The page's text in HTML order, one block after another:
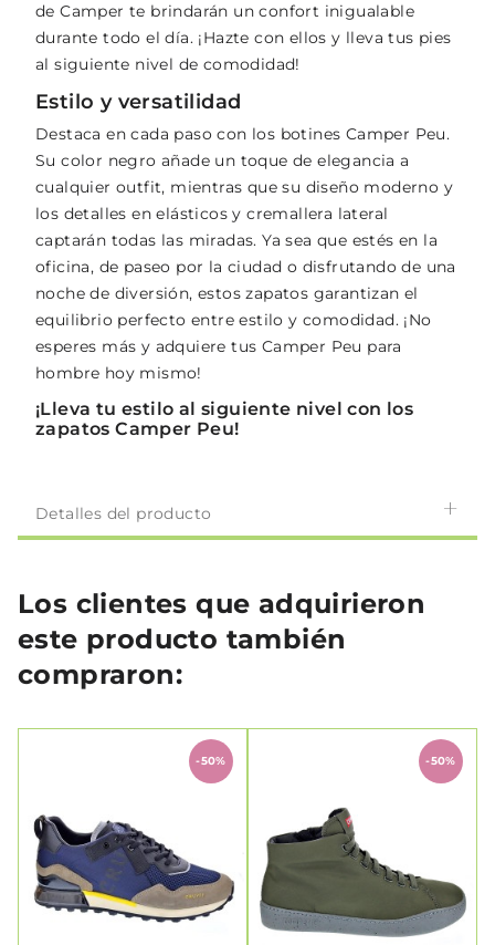
de Camper te brindarán un confort inigualable
durante todo el día. ¡Hazte con ellos y lleva tus pies
al siguiente nivel de comodidad!
Estilo y versatilidad
Destaca en cada paso con los botines Camper Peu.
Su color negro añade un toque de elegancia a
cualquier outfit, mientras que su diseño moderno y
los detalles en elásticos y cremallera lateral
captarán todas las miradas. Ya sea que estés en la
oficina, de paseo por la ciudad o disfrutando de una
noche de diversión, estos zapatos garantizan el
equilibrio perfecto entre estilo y comodidad. ¡No
esperes más y adquiere tus Camper Peu para
hombre hoy mismo!
¡Lleva tu estilo al siguiente nivel con los
zapatos Camper Peu!
Detalles del producto
Los clientes que adquirieron
este producto también
compraron:
-50% -50%